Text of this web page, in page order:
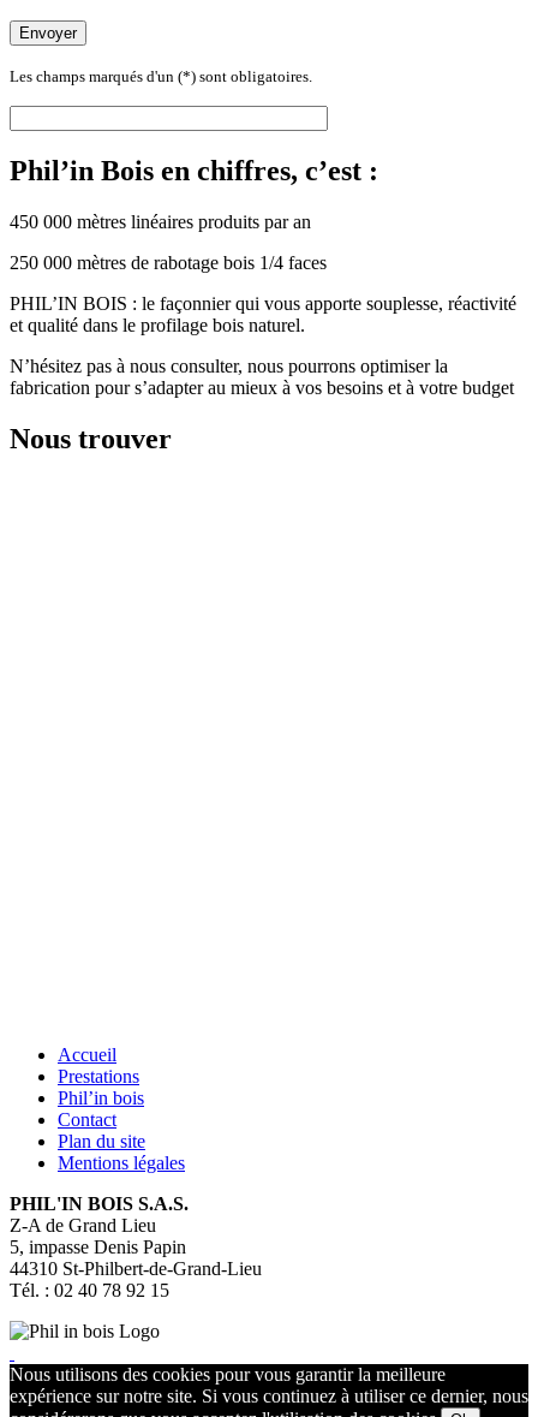
Les champs marqués d'un (*) sont obligatoires.
Phil’in Bois en chiffres, c’est :
450 000 mètres linéaires produits par an
250 000 mètres de rabotage bois 1/4 faces
PHIL’IN BOIS : le façonnier qui vous apporte souplesse, réactivité
et qualité dans le profilage bois naturel.
N’hésitez pas à nous consulter, nous pourrons optimiser la
fabrication pour s’adapter au mieux à vos besoins et à votre budget
Nous trouver
Accueil
Prestations
Phil’in bois
Contact
Plan du site
Mentions légales
PHIL'IN BOIS S.A.S.
Z-A de Grand Lieu
5, impasse Denis Papin
44310 St-Philbert-de-Grand-Lieu
Tél. : 02 40 78 92 15
Nous utilisons des cookies pour vous garantir la meilleure
expérience sur notre site. Si vous continuez à utiliser ce dernier, nous